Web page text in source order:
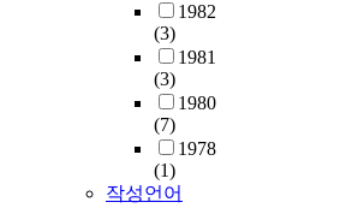
1982
(3)
1981
(3)
1980
(7)
1978
(1)
작성언어